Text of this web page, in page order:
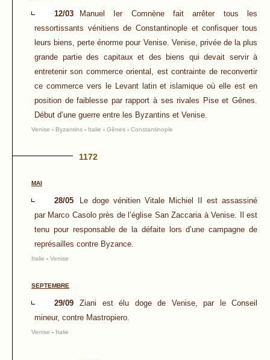
12/03
Manuel Ier Comnène fait arrêter tous les
ressortissants vénitiens de Constantinople et confisquer tous
leurs biens, perte énorme pour Venise. Venise, privée de la plus
grande partie des capitaux et des biens qui devait servir à
entretenir son commerce oriental, est contrainte de reconvertir
ce commerce vers le Levant latin et islamique où elle est en
position de faiblesse par rapport à ses rivales Pise et Gênes.
Début d’une guerre entre les Byzantins et Venise.
Venise - Byzantins - Italie - Gênes - Constantinople
1172
MAI
28/05
Le doge vénitien Vitale Michiel II est assassiné
par Marco Casolo près de l’église San Zaccaria à Venise. Il est
tenu pour responsable de la défaite lors d’une campagne de
représailles contre Byzance.
Italie - Venise
SEPTEMBRE
29/09
Ziani est élu doge de Venise, par le Conseil
mineur, contre Mastropiero.
Venise - Italie